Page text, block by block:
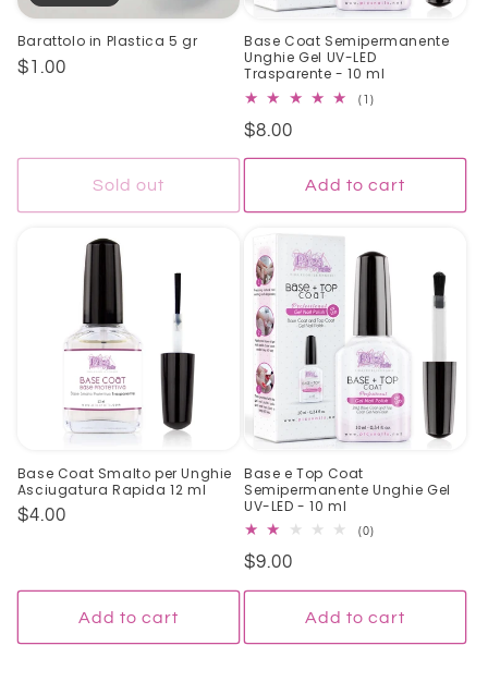
Barattolo in Plastica 5 gr
Regular
$1.00
Sold out
Base Coat Semipermanente
Unghie Gel UV-LED
Trasparente - 10 ml
(1)1
Regular
price
$8.00
Add to cart
Base Coat Smalto per Unghie
Asciugatura Rapida 12 ml
Regular
$4.00
Add to cart
Base e Top Coat
Semipermanente Unghie Gel
UV-LED - 10 ml
(0)0
Regular
price
$9.00
Add to cart